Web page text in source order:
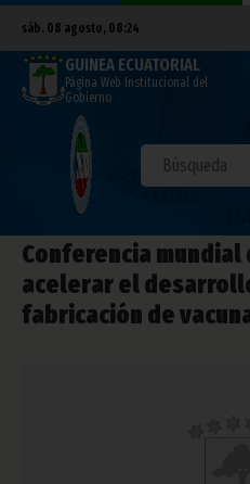
sáb. 08 agosto, 08:24
GUINEA ECUATORIAL
Página Web Institucional del
Gobierno
Conferencia mundial
acelerar el
fabricación de